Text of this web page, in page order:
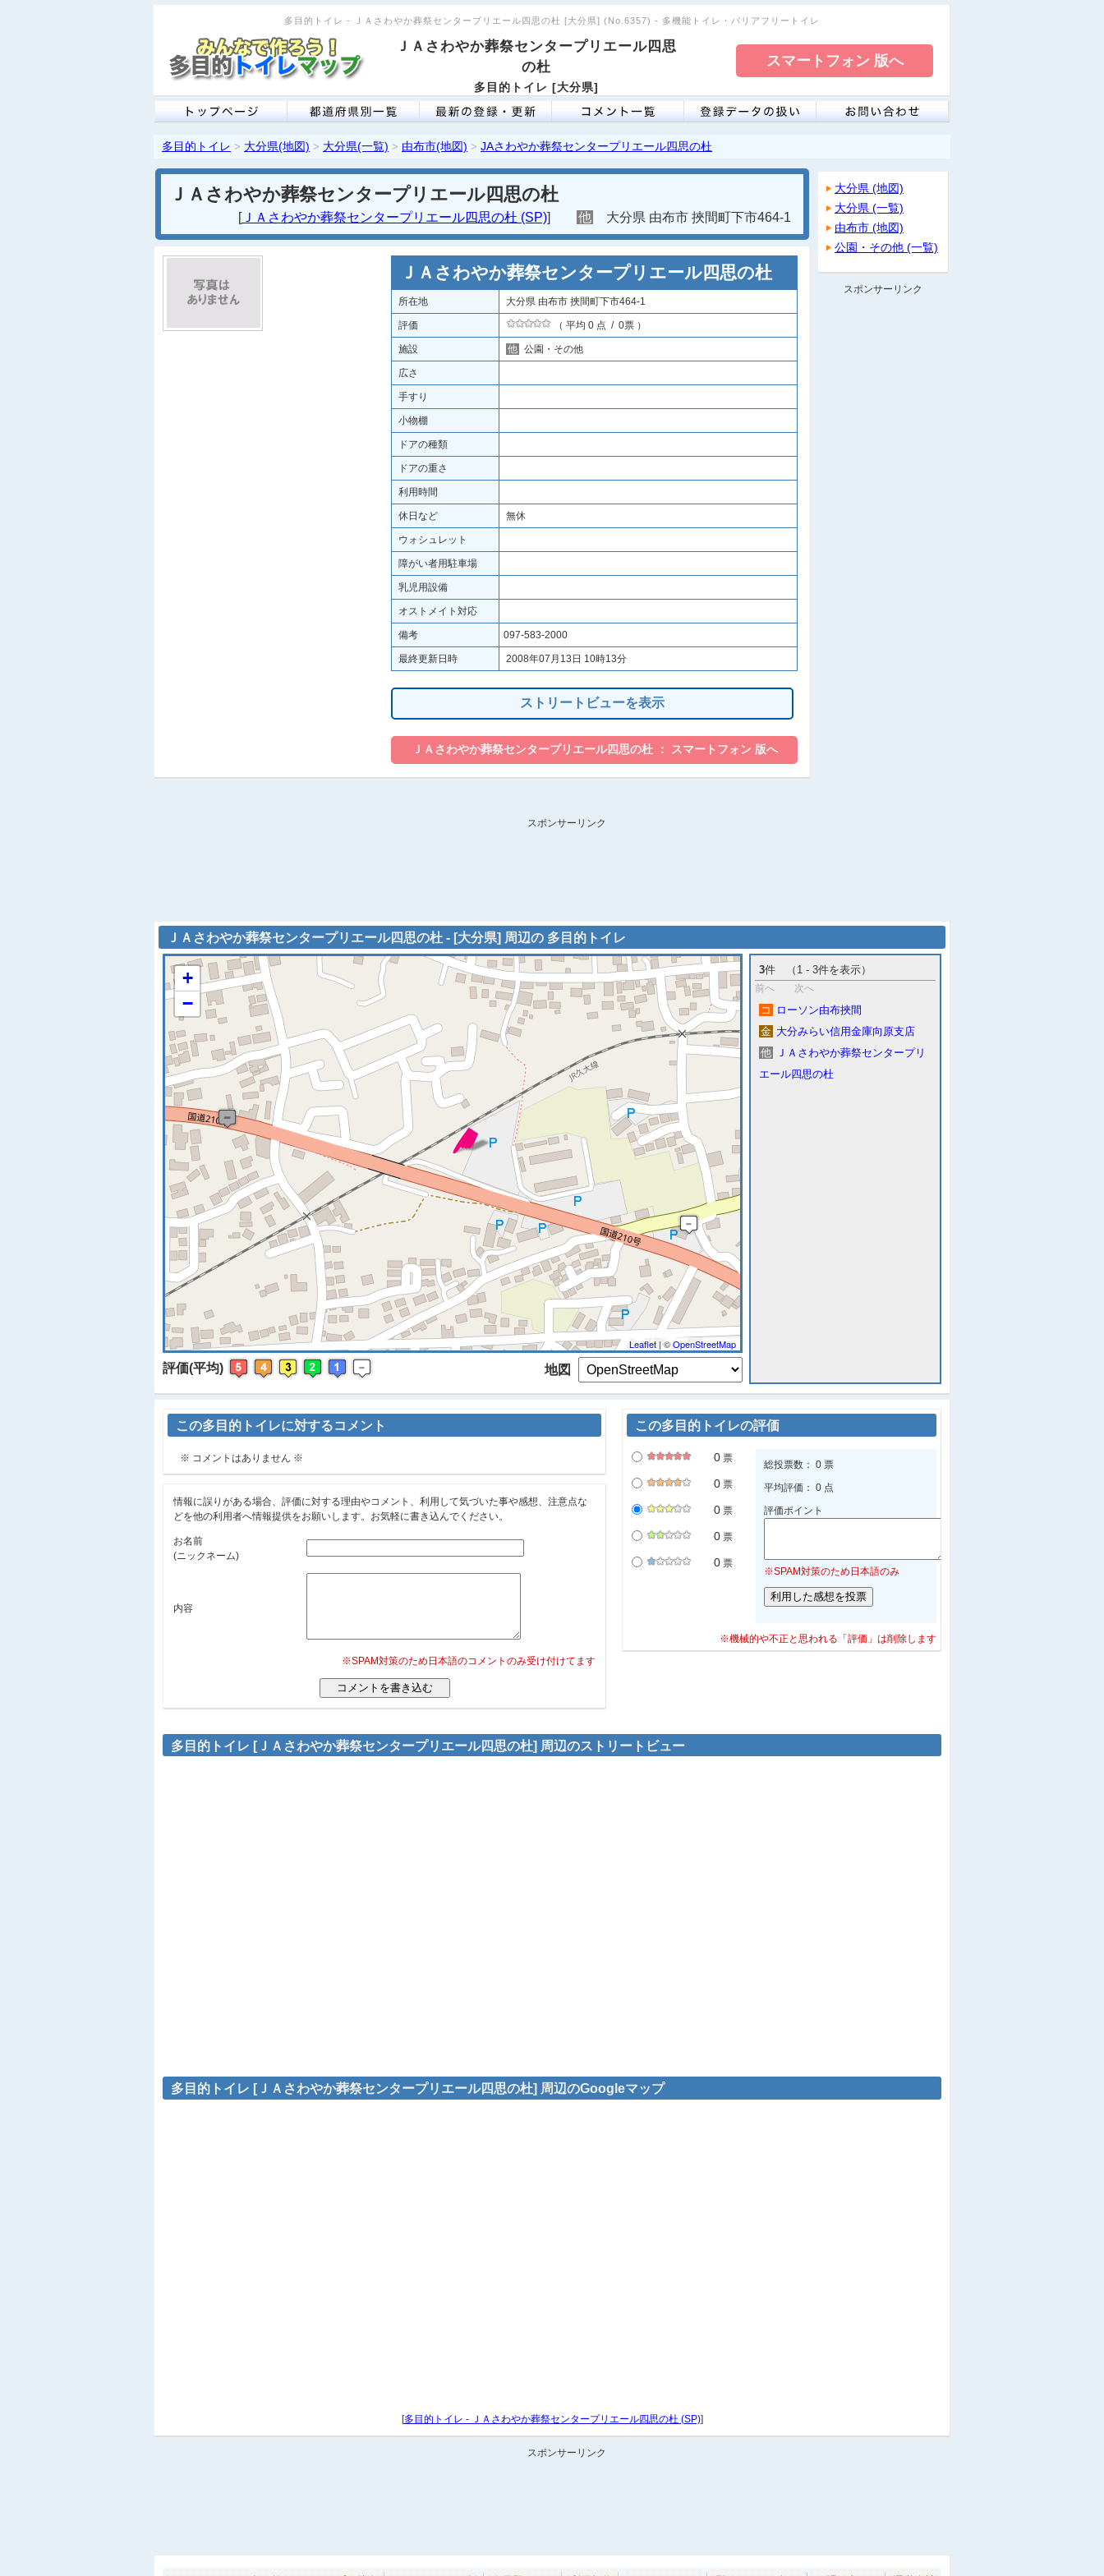
多目的トイレ - ＪＡさわやか葬祭センタープリエール四思の杜 [大分県] (No.6357) - 多機能トイレ・バリアフリートイレ
ＪＡさわやか葬祭センタープリエール四思
の杜
多目的トイレ [大分県]
多目的トイレ > 大分県(地図) > 大分県(一覧) > 由布市(地図) > JAさわやか葬祭センタープリエール四思の杜
ＪＡさわやか葬祭センタープリエール四思の杜
[ＪＡさわやか葬祭センタープリエール四思の杜 (SP)] 他 大分県 由布市 挾間町下市464-1
大分県 (地図)
大分県 (一覧)
由布市 (地図)
公園・その他 (一覧)
スポンサーリンク
ＪＡさわやか葬祭センタープリエール四思の杜
所在地 大分県 由布市 挾間町下市464-1
評価 （ 平均 0 点 / 0票 ）
施設 他 公園・その他
広さ
手すり
小物棚
ドアの種類
ドアの重さ
利用時間
休日など 無休
ウォシュレット
障がい者用駐車場
乳児用設備
オストメイト対応
備考 097-583-2000
最終更新日時 2008年07月13日 10時13分
ストリートビューを表示
スポンサーリンク
ＪＡさわやか葬祭センタープリエール四思の杜 - [大分県] 周辺の 多目的トイレ
※ マップを検索、表示中です ※
+
−
Leaflet | ©OpenStreetMap
評価(平均) 地図
3件 （1 - 3件を表示）
前へ 次へ
コ
ローソン由布挾間
金 大分みらい信用金庫向原支店
他
ＪＡさわやか葬祭センタープリ
エール四思の杜
この多目的トイレの評価
0 票
0 票
0 票
0 票
0 票
総投票数： 0 票
平均評価： 0 点
評価ポイント
※SPAM対策のため日本語のみ
※機械的や不正と思われる「評価」は削除します
この多目的トイレに対するコメント
※ コメントはありません ※
情報に誤りがある場合、評価に対する理由やコメント、利用して気づいた事や感想、注意点な
どを他の利用者へ情報提供をお願いします。お気軽に書き込んでください。
お名前
(ニックネーム)
内容
※SPAM対策のため日本語のコメントのみ受け付けてます
多目的トイレ [ＪＡさわやか葬祭センタープリエール四思の杜] 周辺のストリートビュー
多目的トイレ [ＪＡさわやか葬祭センタープリエール四思の杜] 周辺のGoogleマップ
[多目的トイレ - ＪＡさわやか葬祭センタープリエール四思の杜 (SP)]
スポンサーリンク